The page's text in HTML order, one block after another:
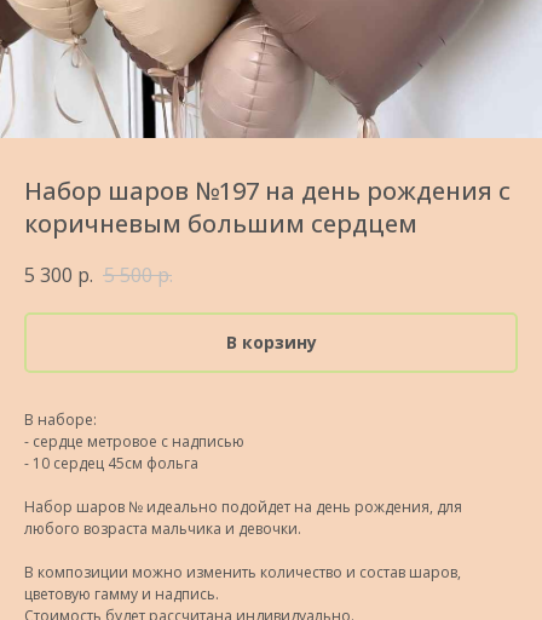
Набор шаров №197 на день рождения с
коричневым большим сердцем
5 300 р. 5 500р.
В корзину
В наборе:
- сердце метровое с надписью
- 10 сердец 45см фольга
Набор шаров № идеально подойдет на день рождения, для
любого возраста мальчика и девочки.
В композиции можно изменить количество и состав шаров,
цветовую гамму и надпись.